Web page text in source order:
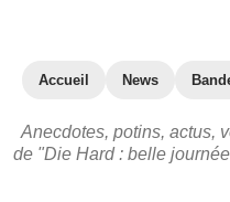
Accueil News
Anecdotes, potins, actus,
de "Die Hard : belle